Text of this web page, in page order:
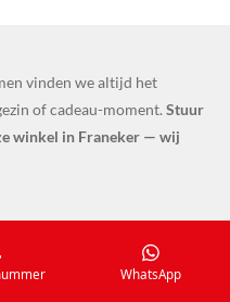
vinden we altijd het
of cadeau-moment. Stuur
winkel in Franeker — wij
WhatsApp